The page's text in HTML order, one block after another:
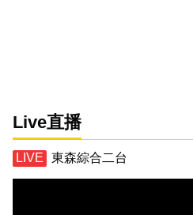
Live直播
東森綜合二台